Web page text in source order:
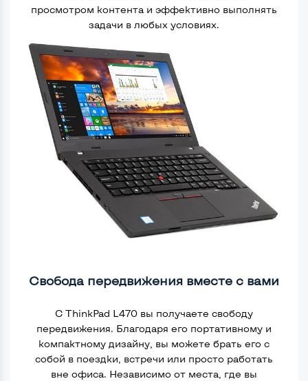
просмотром контента и эффективно выполнять
задачи в любых условиях.
Свобода передвижения вместе с вами
С ThinkPad L470 вы получаете свободу
передвижения. Благодаря его портативному и
компактному дизайну, вы можете брать его с
собой в поездки, встречи или просто работать
вне офиса. Независимо от места, где вы